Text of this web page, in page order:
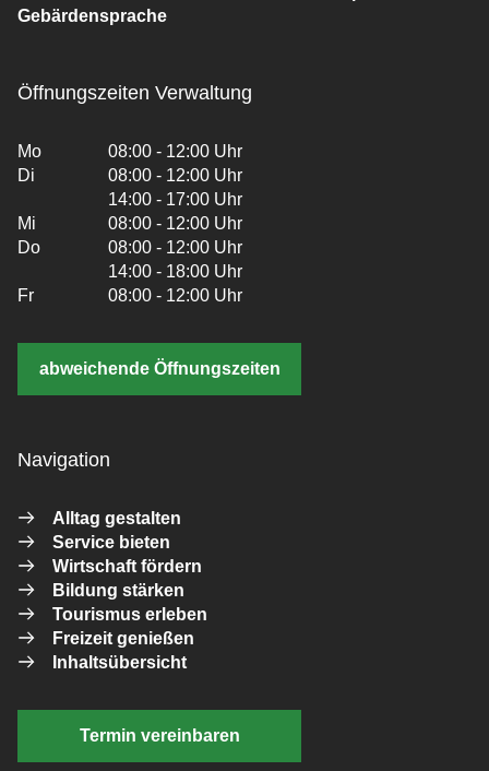
Gebärdensprache
Öffnungszeiten Verwaltung
Mo
08:00 - 12:00 Uhr
Di
08:00 - 12:00 Uhr
14:00 - 17:00 Uhr
Mi
08:00 - 12:00 Uhr
Do
08:00 - 12:00 Uhr
14:00 - 18:00 Uhr
Fr
08:00 - 12:00 Uhr
abweichende Öffnungszeiten
Navigation
Alltag gestalten
Service bieten
Wirtschaft fördern
Bildung stärken
Tourismus erleben
Freizeit genießen
Inhaltsübersicht
Termin vereinbaren